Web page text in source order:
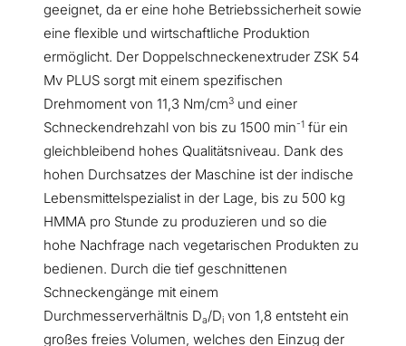
geeignet, da er eine hohe Betriebssicherheit sowie
eine flexible und wirtschaftliche Produktion
ermöglicht. Der Doppelschneckenextruder ZSK 54
Mv PLUS sorgt mit einem spezifischen
Drehmoment von 11,3 Nm/cm3 und einer
Schneckendrehzahl von bis zu 1500 min-1 für ein
gleichbleibend hohes Qualitätsniveau. Dank des
hohen Durchsatzes der Maschine ist der indische
Lebensmittelspezialist in der Lage, bis zu 500 kg
HMMA pro Stunde zu produzieren und so die
hohe Nachfrage nach vegetarischen Produkten zu
bedienen. Durch die tief geschnittenen
Schneckengänge mit einem
Durchmesserverhältnis Da/Di von 1,8 entsteht ein
großes freies Volumen, welches den Einzug der